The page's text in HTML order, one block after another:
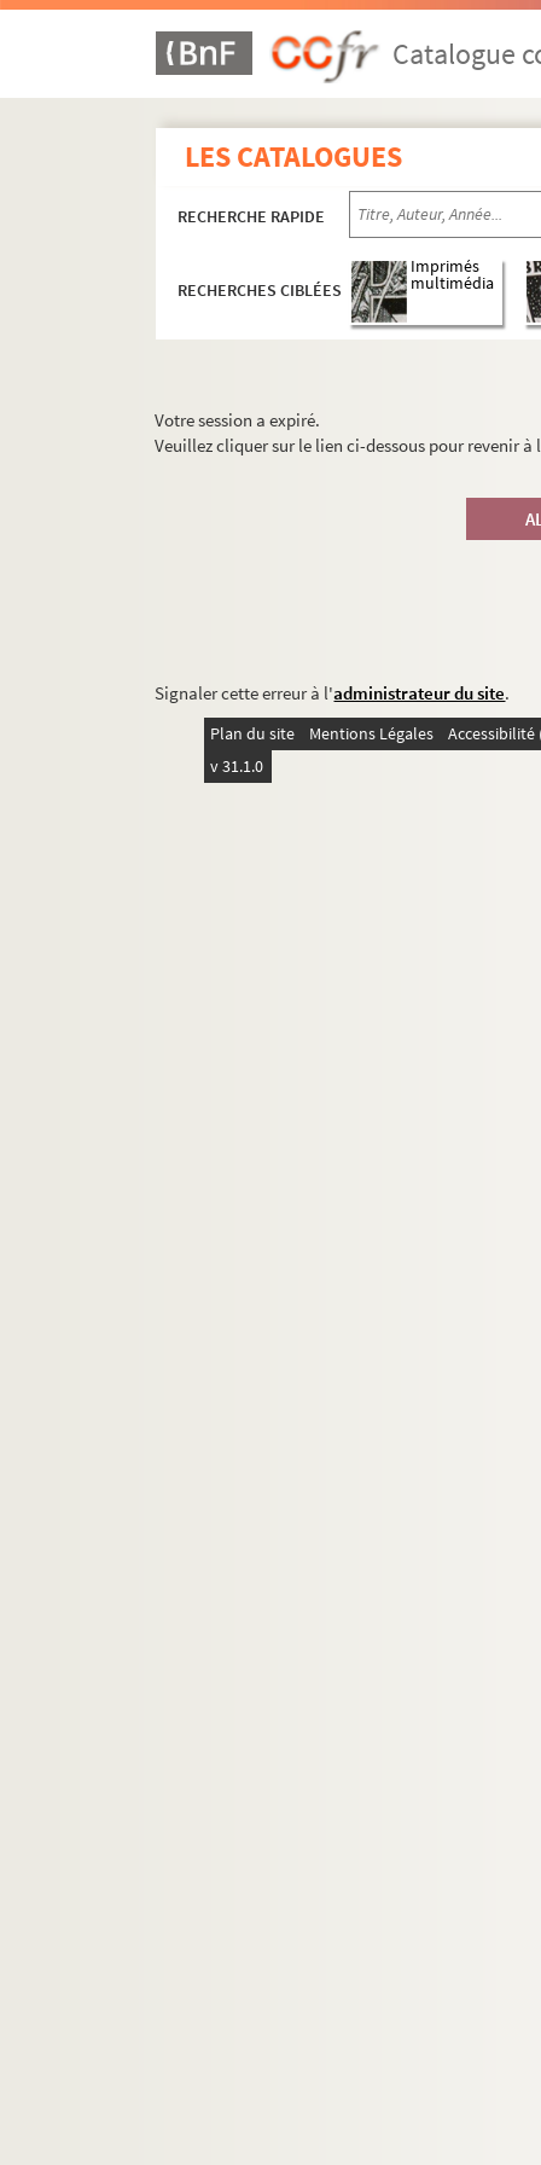
Catalogue
LES CATALOGUES
RECHERCHE RAPIDE
RECHERCHES CIBLÉES
Imprimés
multimédia
Votre session a expiré.
Veuillez cliquer sur le lien ci-dessous pour revenir
Signaler cette erreur à l'administrateur du site.
Plan du site Mentions Légales
v 31.1.0